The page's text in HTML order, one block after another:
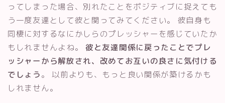
ってしまった場合、別れたことをポジティブに捉えても
う一度友達として彼と関ってみてください。 彼自身も
同棲に対するなにかしらのプレッシャーを感じていたか
もしれませんよね。 彼と友達関係に戻ったことでプレ
ッシャーから解放され、改めてお互いの良さに気付ける
でしょう。 以前よりも、もっと良い関係が築けるかも
しれません。